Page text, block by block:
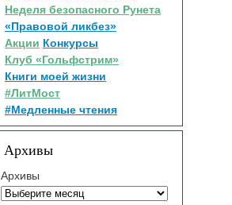
Неделя безопасного Рунета
«Правовой ликбез»
Акции Конкурсы
Клуб «Гольфстрим»
Книги моей жизни
#ЛитМост
#Медленные чтения
Архивы
Архивы